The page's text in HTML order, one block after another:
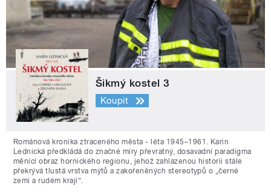
Šikmý kostel 3
Koupit
Románová kronika ztraceného města - léta 1945–1961. Karin
Lednická předkládá do značné míry převratný, dosavadní paradigma
měnící obraz hornického regionu, jehož zahlazenou historii stále
překrývá tlustá vrstva mýtů a zakořeněných stereotypů o „černé
zemi a rudém kraji“.